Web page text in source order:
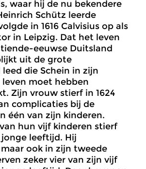
waar hij de nu bekendere
Schütz leerde
in 1616 Calvisius op als
in Leipzig. Dat het leven
eeuwse Duitsland
uit de grote
die Schein in zijn
moet hebben
Zijn vrouw stierf in 1624
complicaties bij de
één van zijn kinderen.
hun vijf kinderen stierf
leeftijd. Hij
ook in zijn tweede
zeker vier van zijn vijf